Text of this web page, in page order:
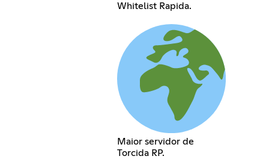
Whitelist Rapida.
Maior servidor de
Torcida RP.